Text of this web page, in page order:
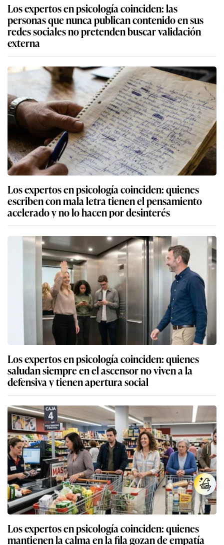
Los expertos en psicología coinciden: las
personas que nunca publican contenido en sus
redes sociales no pretenden buscar validación
externa
Los expertos en psicología coinciden: quienes
escriben con mala letra tienen el pensamiento
acelerado y no lo hacen por desinterés
Los expertos en psicología coinciden: quienes
saludan siempre en el ascensor no viven a la
defensiva y tienen apertura social
Los expertos en psicología coinciden: quienes
mantienen la calma en la fila gozan de empatía